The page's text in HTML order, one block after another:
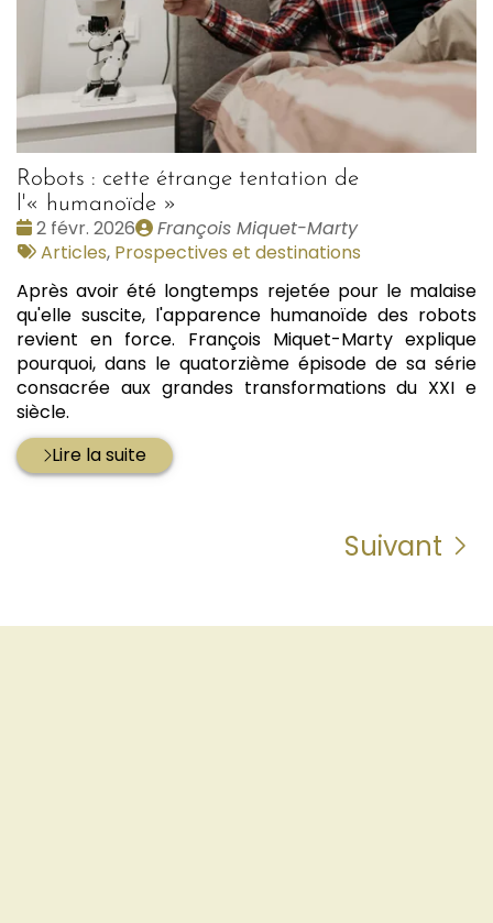
Robots : cette étrange tentation de
l'« humanoïde »
Date
:
2 févr. 2026
Publié
par
François Miquet-Marty
Tags
Articles, Prospectives et destinations
Après avoir été longtemps rejetée pour le malaise
qu'elle suscite, l'apparence humanoïde des robots
revient en force. François Miquet-Marty explique
pourquoi, dans le quatorzième épisode de sa série
consacrée aux grandes transformations du XXI e
siècle.
Lire la suite
Suivant